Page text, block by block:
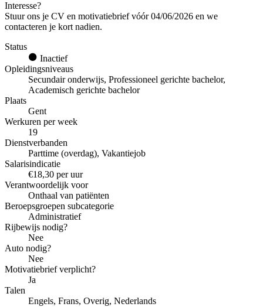
Interesse?
Stuur ons je CV en motivatiebrief vóór 04/06/2026 en we
contacteren je kort nadien.
Status
Inactief
Opleidingsniveaus
Secundair onderwijs, Professioneel gerichte bachelor,
Academisch gerichte bachelor
Plaats
Gent
Werkuren per week
19
Dienstverbanden
Parttime (overdag), Vakantiejob
Salarisindicatie
€18,30 per uur
Verantwoordelijk voor
Onthaal van patiënten
Beroepsgroepen subcategorie
Administratief
Rijbewijs nodig?
Nee
Auto nodig?
Nee
Motivatiebrief verplicht?
Ja
Talen
Engels, Frans, Overig, Nederlands